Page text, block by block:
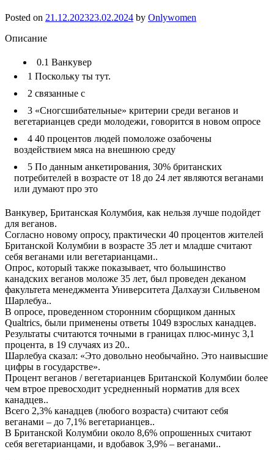
Posted on 21.12.202323.02.2024 by Onlywomen
Описание
0.1 Ванкувер
1 Поскольку ты тут.
2 связанные с
3 «Сногсшибательные» критерии среди веганов и
вегетарианцев среди молодежи, говорится в новом опросе
4 40 процентов людей помоложе озабочены
воздействием мяса на внешнюю среду
5 По данным анкетирования, 30% британских
потребителей в возрасте от 18 до 24 лет являются веганами
или думают про это
Ванкувер, Британская Колумбия, как нельзя лучше подойдет
для веганов.
Согласно новому опросу, практически 40 процентов жителей
Британской Колумбии в возрасте 35 лет и младше считают
себя веганами или вегетарианцами..
Опрос, который также показывает, что большинство
канадских веганов моложе 35 лет, был проведен деканом
факультета менеджмента Университета Далхаузи Сильвеном
Шарлебуа..
В опросе, проведенном сторонним сборщиком данных
Qualtrics, были применены ответы 1049 взрослых канадцев.
Результаты считаются точными в границах плюс-минус 3,1
процента, в 19 случаях из 20..
Шарлебуа сказал: «Это довольно необычайно. Это наивысшие
цифры в государстве».
Процент веганов / вегетарианцев Британской Колумбии более
чем втрое превосходит усредненный норматив для всех
канадцев..
Всего 2,3% канадцев (любого возраста) считают себя
веганами – до 7,1% вегетарианцев..
В Британской Колумбии около 8,6% опрошенных считают
себя вегетарианцами, и вдобавок 3,9% – веганами..